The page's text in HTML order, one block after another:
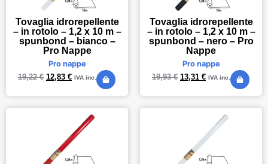
Tovaglia idrorepellente
– in rotolo – 1,2 x 10 m –
spunbond – bianco –
Pro Nappe
Pro nappe
19,22€ 12,83 € IVA inc.
Tovaglia idrorepellente
– in rotolo – 1,2 x 10 m –
spunbond – nero – Pro
Nappe
Pro nappe
19,93€ 13,31 € IVA inc.